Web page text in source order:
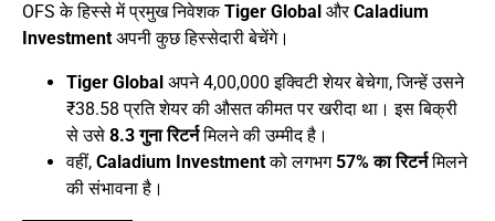
OFS के हिस्से में प्रमुख निवेशकTiger Global औरCaladium
Investment अपनी कुछ हिस्सेदारी बेचेंगे।
Tiger Global अपने 4,00,000 इक्विटी शेयर बेचेगा, जिन्हें उसने
₹38.58 प्रति शेयर की औसत कीमत पर खरीदा था। इस बिक्री
से उसे 8.3 गुना रिटर्नमिलने की उम्मीद है।
वहीं, Caladium Investmentको लगभग57% का रिटर्नमिलने
की संभावना है।